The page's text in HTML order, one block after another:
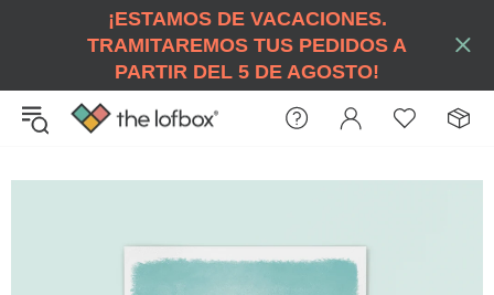
¡ESTAMOS DE VACACIONES.
TRAMITAREMOS TUS PEDIDOS A
PARTIR DEL 5 DE AGOSTO!